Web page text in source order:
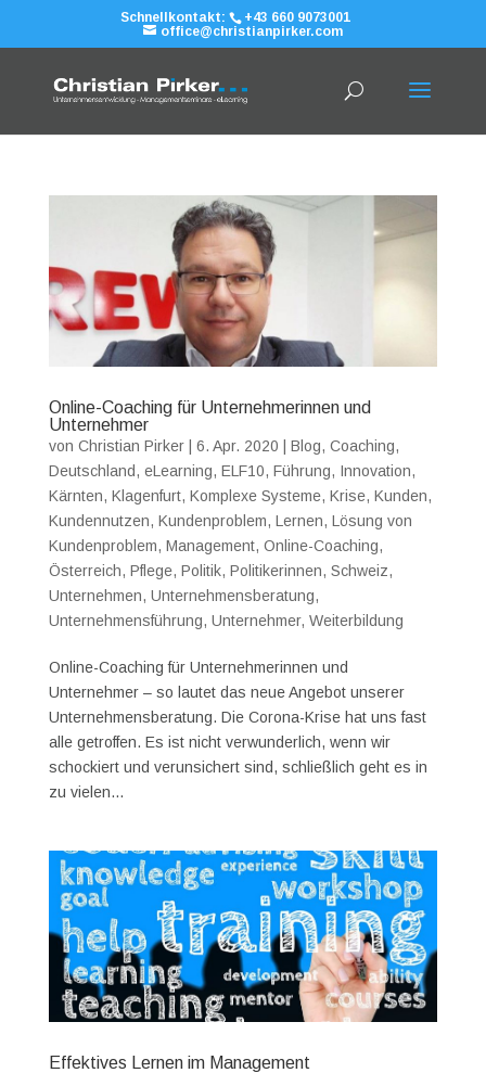
Schnellkontakt:
+43 660 9073001
office@christianpirker.com
Online-Coaching für Unternehmerinnen und
Unternehmer
von Christian Pirker| 6. Apr. 2020 Blog, Coaching,
Deutschland, eLearning, ELF10, Führung, Innovation,
Kärnten, Klagenfurt, Komplexe Systeme, Krise, Kunden,
Kundennutzen, Kundenproblem, Lernen, Lösung von
Kundenproblem, Management, Online-Coaching,
Österreich, Pflege, Politik, Politikerinnen, Schweiz,
Unternehmen, Unternehmensberatung,
Unternehmensführung, Unternehmer, Weiterbildung
Online-Coaching für Unternehmerinnen und
Unternehmer – so lautet das neue Angebot unserer
Unternehmensberatung. Die Corona-Krise hat uns fast
alle getroffen. Es ist nicht verwunderlich, wenn wir
schockiert und verunsichert sind, schließlich geht es in
zu vielen...
Effektives Lernen im Management